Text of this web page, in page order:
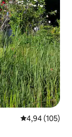
4,94 (105)